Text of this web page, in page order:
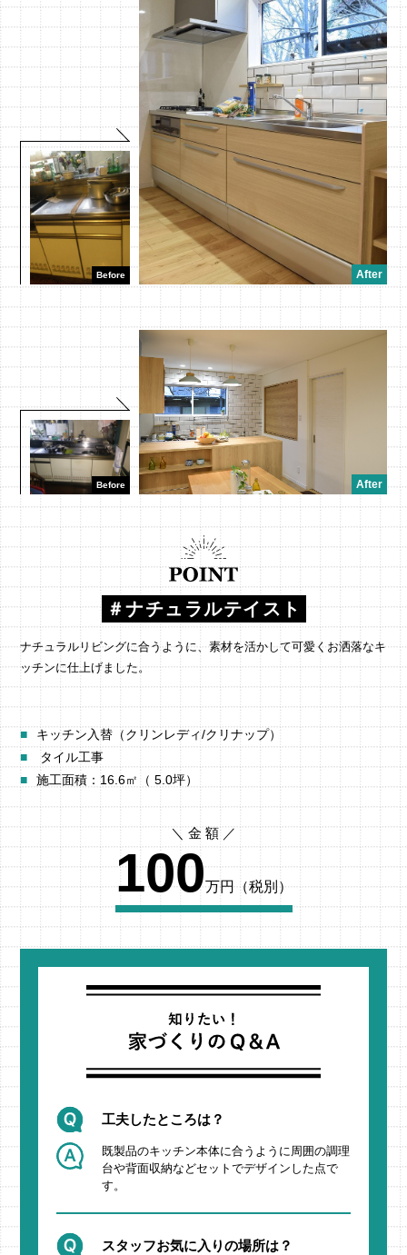
＃ナチュラルテイスト
ナチュラルリビングに合うように、素材を活かして可愛くお洒落なキ
ッチンに仕上げました。
キッチン入替（クリンレディ/クリナップ）
タイル工事
施工面積：16.6㎡（ 5.0坪）
100万円（税別）
工夫したところは？
既製品のキッチン本体に合うように周囲の調理
台や背面収納などセットでデザインした点で
す。
スタッフお気に入りの場所は？